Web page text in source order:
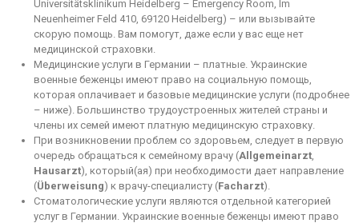
Universitätsklinikum Heidelberg – Emergency Room, Im
Neuenheimer Feld 410, 69120 Heidelberg) – или вызывайте
скорую помощь. Вам помогут, даже если у вас еще нет
медицинской страховки.
Медицинские услуги в Германии – платные. Украинские
военные беженцы имеют право на социальную помощь,
которая оплачивает и базовые медицинские услуги (подробнее
– ниже). Большинство трудоустроенных жителей страны и
члены их семей имеют платную медицинскую страховку.
При возникновении проблем со здоровьем, следует в первую
очередь обращаться к семейному врачу (Allgemeinarzt,
Hausarzt), который(ая) при необходимости дает направление
(Überweisung) к врачу-специалисту (Facharzt).
Стоматологические услуги являются отдельной категорией
услуг в Германии. Украинские военные беженцы имеют право